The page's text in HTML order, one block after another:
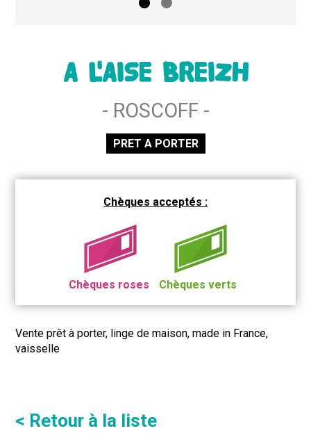
A L'AISE BREIZH
- ROSCOFF -
PRET A PORTER
Chèques acceptés :
Chèques roses Chèques verts
Vente prêt à porter, linge de maison, made in France,
vaisselle
< Retour à la liste